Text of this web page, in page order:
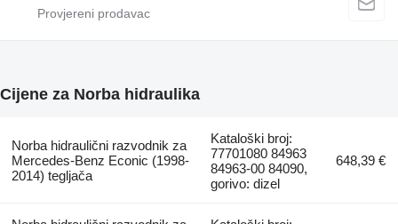
Cijene za Norba hidraulika
Norba hidraulični razvodnik za
Mercedes-Benz Econic (1998-
2014) tegljača
Kataloški broj:
77701080 84963
84963-00 84090,
gorivo: dizel
648,39 €